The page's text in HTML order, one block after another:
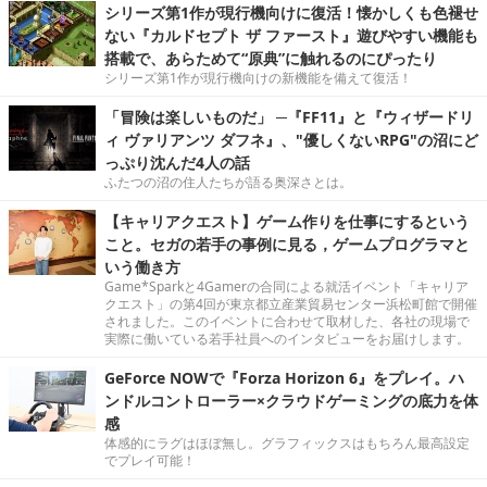
シリーズ第1作が現行機向けに復活！懐かしくも色褪せ
ない『カルドセプト ザ ファースト』遊びやすい機能も
搭載で、あらためて“原典”に触れるのにぴったり
シリーズ第1作が現行機向けの新機能を備えて復活！
「冒険は楽しいものだ」 ─『FF11』と『ウィザードリ
ィ ヴァリアンツ ダフネ』、"優しくないRPG"の沼にど
っぷり沈んだ4人の話
ふたつの沼の住人たちが語る奥深さとは。
【キャリアクエスト】ゲーム作りを仕事にするという
こと。セガの若手の事例に見る，ゲームプログラマと
いう働き方
Game*Sparkと4Gamerの合同による就活イベント「キャリア
クエスト」の第4回が東京都立産業貿易センター浜松町館で開催
されました。このイベントに合わせて取材した、各社の現場で
実際に働いている若手社員へのインタビューをお届けします。
GeForce NOWで『Forza Horizon 6』をプレイ。ハ
ンドルコントローラー×クラウドゲーミングの底力を体
感
体感的にラグはほぼ無し。グラフィックスはもちろん最高設定
でプレイ可能！